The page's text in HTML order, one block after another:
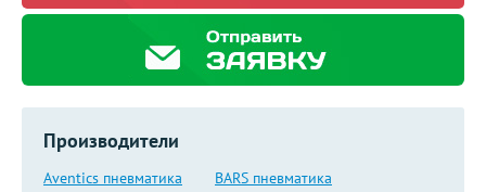
Производители
Aventics пневматика
BARS пневматика